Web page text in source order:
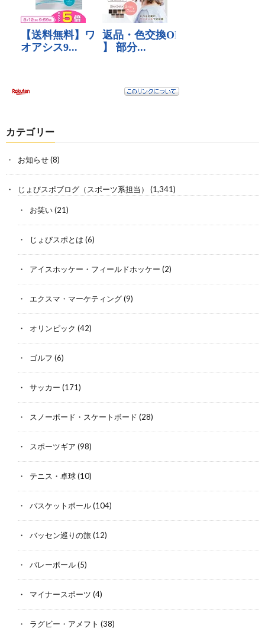
カテゴリー
お知らせ(8)
じょびスポブログ（スポーツ系担当） (1,341)
お笑い(21)
じょびスポとは (6)
アイスホッケー・フィールドホッケー (2)
エクスマ・マーケティング(9)
オリンピック (42)
ゴルフ (6)
サッカー (171)
スノーボード・スケートボード (28)
スポーツギア (98)
テニス・卓球(10)
バスケットボール(104)
バッセン巡りの旅(12)
バレーボール(5)
マイナースポーツ (4)
ラグビー・アメフト (38)